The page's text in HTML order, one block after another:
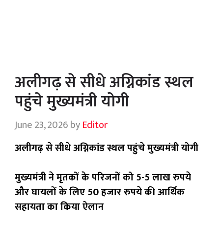
अलीगढ़ से सीधे अग्निकांड स्थल
पहुंचे मुख्यमंत्री योगी
June 23, 2026byEditor
अलीगढ़ से सीधे अग्निकांड स्थल पहुंचे मुख्यमंत्री योगी
मुख्यमंत्री ने मृतकों के परिजनों को 5-5 लाख रुपये
और घायलों के लिए 50 हजार रुपये की आर्थिक
सहायता का किया ऐलान